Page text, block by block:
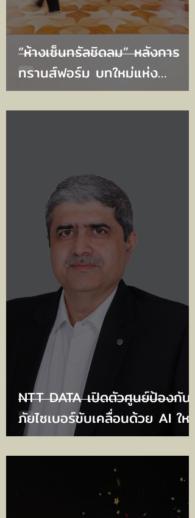
“ห้างเซ็นทรัลชิดลม” หลังการ
ทรานส์ฟอร์ม บทใหม่แห่ง
Luxury Flagshipที่ตอกย้ำ
เอกลักษณ์เหนือระดับ ‘The
NTT DATA เปิดตัวศูนย์ป้องกัน
ภัยไซเบอร์ขับเคลื่อนด้วย AI ใหม่
6 แห่ง ยกระดับความปลอดภัย
ไซเบอร์ รับมือภัยคุกคามยุค AI